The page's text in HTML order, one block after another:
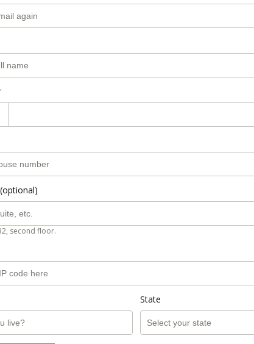
second floor.
State